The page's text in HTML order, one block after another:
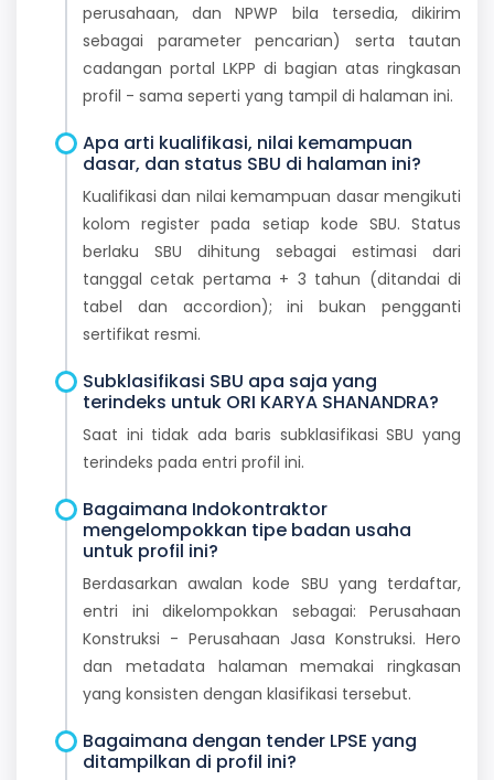
perusahaan, dan NPWP bila tersedia, dikirim
sebagai parameter pencarian) serta tautan
cadangan portal LKPP di bagian atas ringkasan
profil - sama seperti yang tampil di halaman ini.
Apa arti kualifikasi, nilai kemampuan
dasar, dan status SBU di halaman ini?
Kualifikasi dan nilai kemampuan dasar mengikuti
kolom register pada setiap kode SBU. Status
berlaku SBU dihitung sebagai estimasi dari
tanggal cetak pertama + 3 tahun (ditandai di
tabel dan accordion); ini bukan pengganti
sertifikat resmi.
Subklasifikasi SBU apa saja yang
terindeks untuk ORI KARYA SHANANDRA?
Saat ini tidak ada baris subklasifikasi SBU yang
terindeks pada entri profil ini.
Bagaimana Indokontraktor
mengelompokkan tipe badan usaha
untuk profil ini?
Berdasarkan awalan kode SBU yang terdaftar,
entri ini dikelompokkan sebagai: Perusahaan
Konstruksi - Perusahaan Jasa Konstruksi. Hero
dan metadata halaman memakai ringkasan
yang konsisten dengan klasifikasi tersebut.
Bagaimana dengan tender LPSE yang
ditampilkan di profil ini?